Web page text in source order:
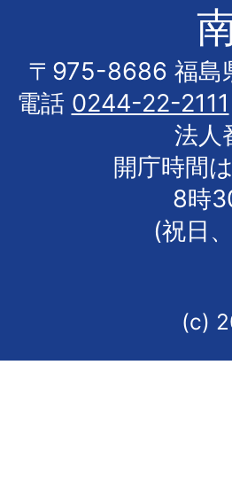
〒975-8686 福島
電話 0244-22-2111
法人
開庁時間
8時
(祝日
(c)